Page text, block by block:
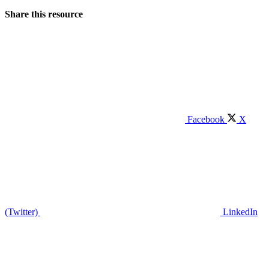
Share this resource
Facebook X
(Twitter) LinkedIn